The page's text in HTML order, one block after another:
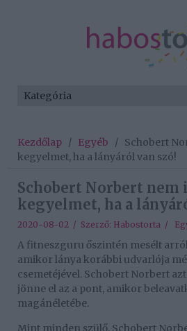
Kezdőlap / Egyéb / Schobert
kegyelmet, ha a lányáról van szó!
Schobert Norbert nem
kegyelmet, ha a
2020-08-02 / Szerző: Habostorta /
A fitneszguru őszintén mesélt
amikor lánya korábbi udvarlója
csemetéjével. Schobert Norbert
jönne el az a pont, amikor
magánéletébe.
Mint minden szülő, Schobert